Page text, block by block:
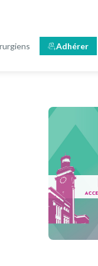
Adhérer